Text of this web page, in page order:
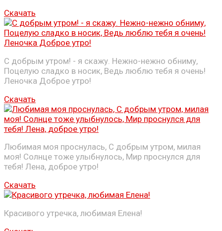
Скачать
С добрым утром! - я скажу. Нежно-нежно обниму,
Поцелую сладко в носик, Ведь люблю тебя я очень!
Леночка Доброе утро!
Скачать
Любимая моя проснулась, С добрым утром, милая
моя! Солнце тоже улыбнулось, Мир проснулся для
тебя! Лена, доброе утро!
Скачать
Красивого утречка, любимая Елена!